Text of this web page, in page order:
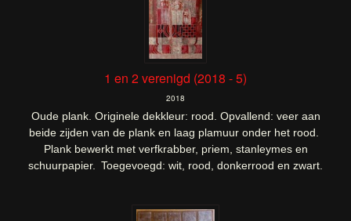
1 en 2 verenigd (2018 - 5)
2018
Oude plank. Originele dekkleur: rood. Opvallend: veer aan
beide zijden van de plank en laag plamuur onder het rood.
Plank bewerkt met verfkrabber, priem, stanleymes en
schuurpapier.
Toegevoegd: wit, rood, donkerrood en zwart.